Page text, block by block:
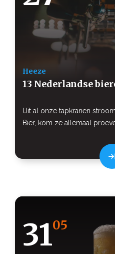
Heeze
13 Nederlandse
Uit al onze tapkranen
Bier, kom ze allemaal
3105